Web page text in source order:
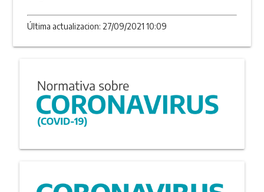
Última actualizacion: 27/09/2021 10:09